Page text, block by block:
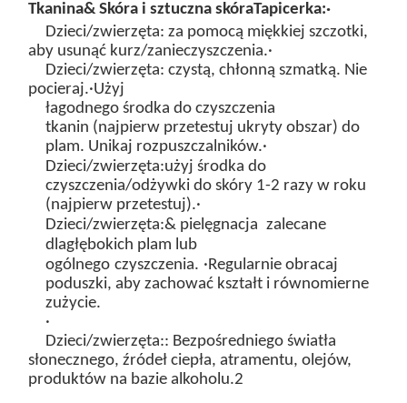
Tkanina& Skóra i sztuczna skóraTapicerka:·
Dzieci/zwierzęta: za pomocą miękkiej szczotki,
aby usunąć kurz/zanieczyszczenia.·
Dzieci/zwierzęta: czystą, chłonną szmatką. Nie
pocieraj.·Użyj
łagodnego środka do czyszczenia
tkanin (najpierw przetestuj ukryty obszar) do
plam. Unikaj rozpuszczalników.·
Dzieci/zwierzęta:użyj środka do
czyszczenia/odżywki do skóry1-2 razy w roku
(najpierw przetestuj).·
Dzieci/zwierzęta:& pielęgnacja zalecane
dlagłębokich plam lub
ogólnego czyszczenia. ·Regularnie obracaj
poduszki, aby zachować kształt i równomierne
zużycie.
·
Dzieci/zwierzęta:: Bezpośredniego światła
słonecznego, źródeł ciepła, atramentu, olejów,
produktów na bazie alkoholu.2